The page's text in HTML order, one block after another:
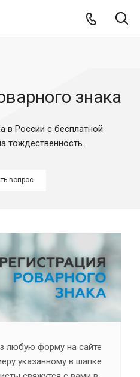
знака
в России с бесплатной
тождественность.
вопрос
любую форму на сайте
указанному в шапке